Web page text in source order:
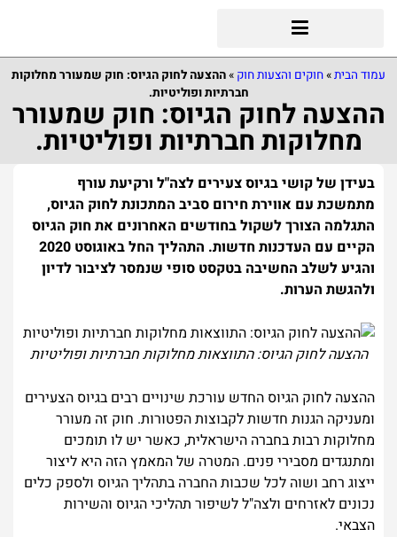
עמוד הבית»חוקים והצעות חוק »ההצעה לחוק הגיוס: חוק שמעורר מחלוקות
חברתיות ופוליטיות.
ההצעה לחוק הגיוס: חוק שמעורר
מחלוקות חברתיות ופוליטיות.
בעידן של קושי בגיוס צעירים לצה"ל ורקיעת עורף
מתמשכת עם אווירת חירום סביב המתכונת לחוק הגיוס,
התגלמה הצורך לשקול בחודשים האחרונים את חוק הגיוס
הקיים עם העדכנות חדשות. התהליך החל באוגוסט 2020
והגיע לשלב החשיבה בטקסט סופי שנמסר לציבור לדיון
ולהגשת הערות.
ההצעה לחוק הגיוס: התווצאות מחלוקות חברתיות ופוליטיות
ההצעה לחוק הגיוס החדש עורכת שינויים רבים בגיוס הצעירים
ומעניקה הגנות חדשות לקבוצות הפטורות. חוק זה מעורר
מחלוקות רבות בחברה הישראלית, כאשר יש לו תומכים
ומתנגדים מסבירי פנים. המטרה של המאמץ הזה היא ליצור
ייצוג רחב ושוה לכל שכבות החברה בתהליך הגיוס ולספק כלים
נכונים לאזרחים ולצה"ל לשיפור תהליכי הגיוס והשירות
הצבאי.